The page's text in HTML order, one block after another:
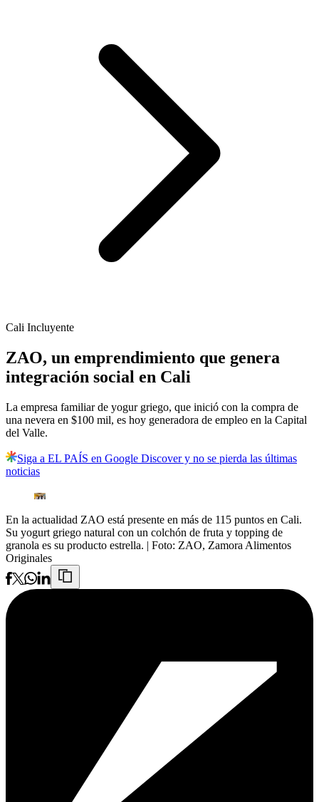
Cali Incluyente
ZAO, un emprendimiento que genera
integración social en Cali
La empresa familiar de yogur griego, que inició con la compra de
una nevera en $100 mil, es hoy generadora de empleo en la Capital
del Valle.
Siga a EL PAÍS en Google Discover y no se pierda las últimas
noticias
En la actualidad ZAO está presente en más de 115 puntos en Cali.
Su yogurt griego natural con un colchón de fruta y topping de
granola es su producto estrella. | Foto: ZAO, Zamora Alimentos
Originales